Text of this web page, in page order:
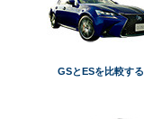
GSとESを比較する